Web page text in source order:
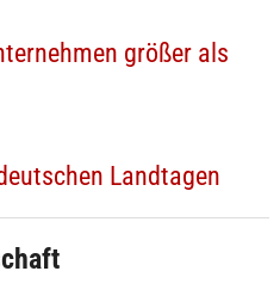
größer als
Landtagen